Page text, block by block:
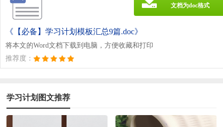
《【必备】学习计划模板汇总9篇.doc》
将本文的Word文档下载到电脑，方便收藏和打印
推荐度：
文档为doc格式
学习计划图文推荐